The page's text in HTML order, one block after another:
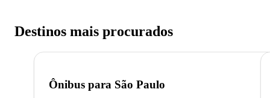
Destinos mais procurados
Ônibus para São Paulo